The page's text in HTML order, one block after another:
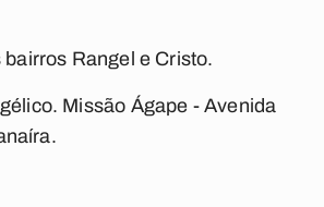
bairros Rangel e Cristo.
Missão Ágape - Avenida